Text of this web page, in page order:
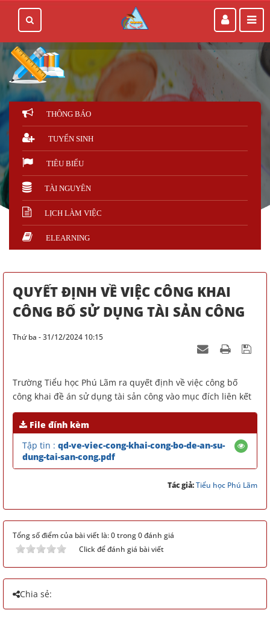
THÔNG BÁO
TUYỂN SINH
TIÊU BIỂU
TÀI NGUYÊN
LỊCH LÀM VIỆC
ELEARNING
QUYẾT ĐỊNH VỀ VIỆC CÔNG KHAI
CÔNG BỐ SỬ DỤNG TÀI SẢN CÔNG
Thứ ba - 31/12/2024 10:15
Trường Tiểu học Phú Lãm ra quyết định về việc công bố
công khai đề án sử dụng tài sản công vào mục đích liên kết
File đính kèm
Tập tin : qd-ve-viec-cong-khai-cong-bo-de-an-su-
dung-tai-san-cong.pdf
Tác giả:Tiểu học Phú Lãm
Tổng số điểm của bài viết là: 0 trong 0 đánh giá
Click để đánh giá bài viết
Chia sẻ: